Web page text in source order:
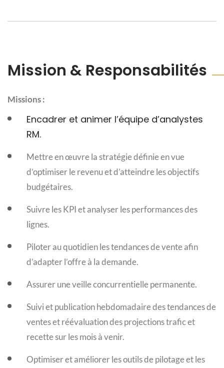
Mission & Responsabilités
Missions :
Encadrer et animer l’équipe d’analystes
RM.
Mettre en œuvre la stratégie définie en vue
d’optimiser le revenu et d’atteindre les objectifs
budgétaires.
Suivre les KPI et analyser les performances des
lignes.
Piloter au quotidien les tendances de vente afin
d’adapter l’offre à la demande.
Assurer une veille concurrentielle permanente.
Suivi et publication hebdomadaire des tendances de
ventes et réévaluation des projections trafic et
recette sur les mois à venir.
Optimiser et améliorer les outils de pilotage et les